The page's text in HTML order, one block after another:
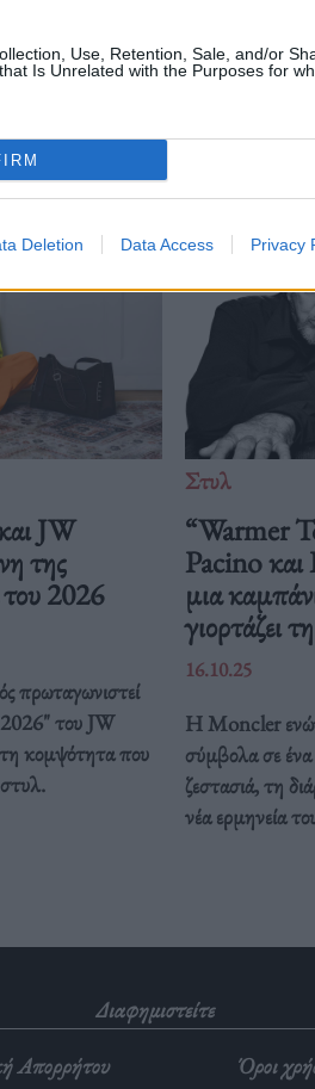
Use, Retention, Sale, and/or
Is Unrelated with the Purposes for
Deletion Data Access Privacy
Δείτε επίσης
JW
της
2026
πρωταγωνιστεί
του JW
κομψότητα που
Στυλ
“Warmer
Pacino
μια
γιορτάζει
16.10.25
Η Moncler
σύμβολα σε
ζεστασιά, τη
νέα ερμηνεία
Διαφημιστείτε
Απορρήτου
Όροι